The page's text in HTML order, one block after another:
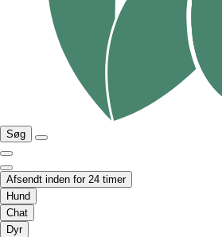
Søg
Afsendt inden for 24 timer
Hund
Chat
Dyr